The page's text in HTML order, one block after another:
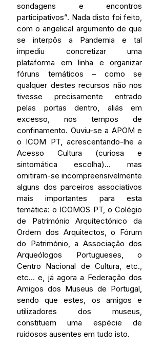
sondagens e encontros
participativos”. Nada disto foi feito,
com o angelical argumento de que
se interpôs a Pandemia e tal
impediu concretizar uma
plataforma em linha e organizar
fóruns temáticos – como se
qualquer destes recursos não nos
tivesse precisamente entrado
pelas portas dentro, aliás em
excesso, nos tempos de
confinamento. Ouviu-se a APOM e
o ICOM PT, acrescentando-lhe a
Acesso Cultura (curiosa e
sintomática escolha)… mas
omitiram-se incompreensivelmente
alguns dos parceiros associativos
mais importantes para esta
temática: o ICOMOS PT, o Colégio
de Património Arquitectónico da
Ordem dos Arquitectos, o Fórum
do Património, a Associação dos
Arqueólogos Portugueses, o
Centro Nacional de Cultura, etc.,
etc… e, já agora a Federação dos
Amigos dos Museus de Portugal,
sendo que estes, os amigos e
utilizadores dos museus,
constituem uma espécie de
ruidosos ausentes em tudo isto.